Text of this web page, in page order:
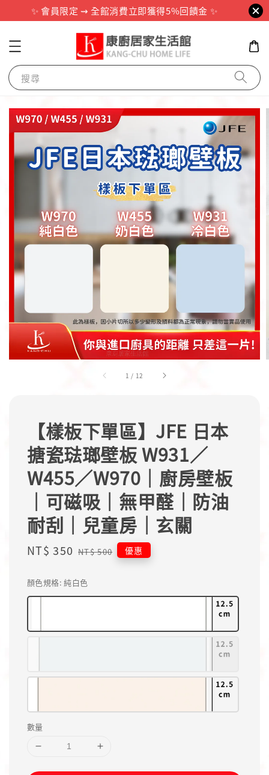
✨ 會員限定 ⇝ 全館消費立即獲得5%回饋金 ✨
搜尋
1 / 12
【樣板下單區】JFE 日本
搪瓷琺瑯壁板 W931／
W455／W970｜廚房壁板
｜可磁吸｜無甲醛｜防油
耐刮｜兒童房｜玄關
Sale
NT$ 350 Regular
NT$ 500 優惠
顏色規格: 純白色
數量